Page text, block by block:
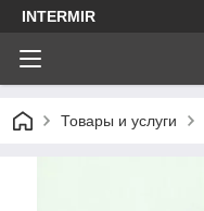
INTERMIR
Товары и услуги